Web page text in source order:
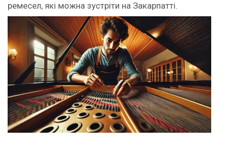
ремесел, які можна зустріти на Закарпатті.